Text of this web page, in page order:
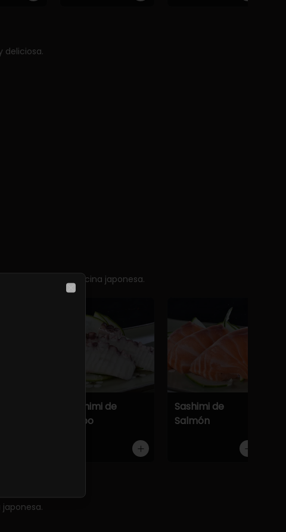
deliciosa.
esencia de la cocina japonesa.
Sashimi de
Pulpo
Sashimi de
Salmón